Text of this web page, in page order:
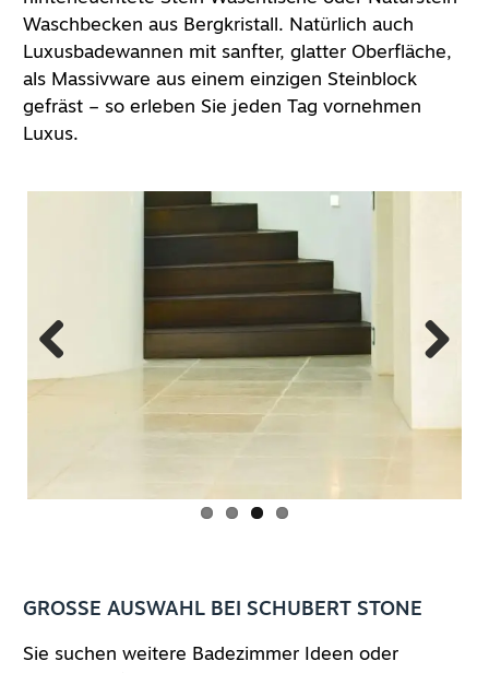
hinterleuchtete Stein Waschtische oder Naturstein
Waschbecken aus Bergkristall. Natürlich auch
Luxusbadewannen mit sanfter, glatter Oberfläche,
als Massivware aus einem einzigen Steinblock
gefräst – so erleben Sie jeden Tag vornehmen
GROSSE AUSWAHL BEI SCHUBERT STONE
Sie suchen weitere Badezimmer Ideen oder